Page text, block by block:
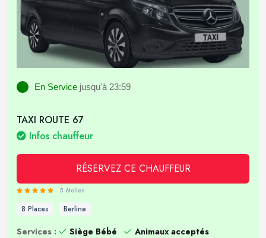
En Service jusqu'à 23:59
TAXI ROUTE 67
Infos chauffeur
RÉSERVEZ CE CHAUFFEUR
5 étoiles
8 Places Berline
Services : Siège Bébé
Animaux acceptés